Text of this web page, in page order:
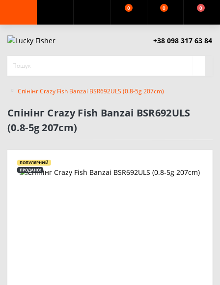
0 0 0
+38 098 317 63 84
Спінінг Crazy Fish Banzai BSR692ULS (0.8-5g 207cm)
Спінінг Crazy Fish Banzai BSR692ULS
(0.8-5g 207cm)
ПОПУЛЯРНИЙ
ПРОДАНО!